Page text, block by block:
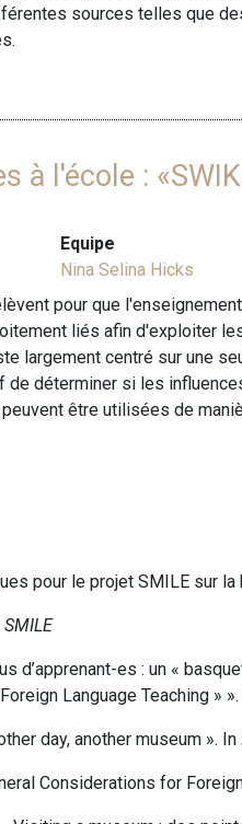
sources telles que
à l'école :
Equipe
Nina Selina Hicks
pour que
liés afin d'exploiter
largement centré sur une
de déterminer si les
être utilisées de
pour le projet SMILE sur la
d’apprenant-es : un «
Language Teaching »
day, another museum ». In
Considerations for